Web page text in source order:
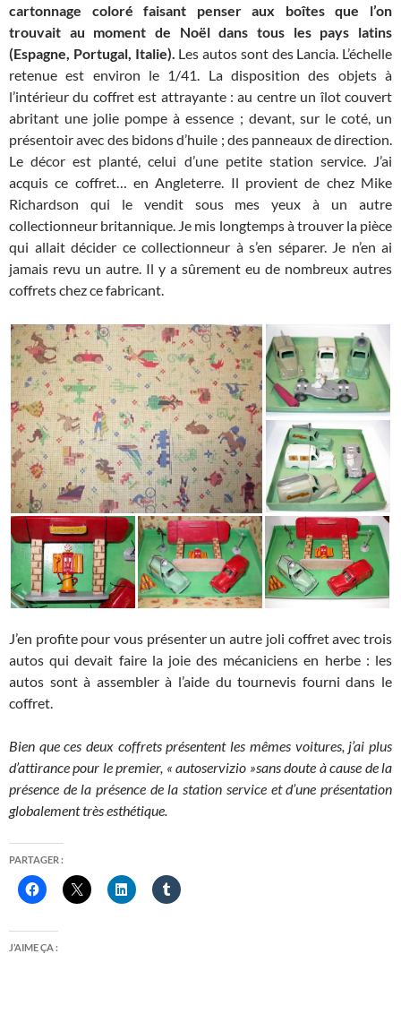
cartonnage coloré faisant penser aux boîtes que l’on
trouvait au moment de Noël dans tous les pays latins
(Espagne, Portugal, Italie). Les autos sont des Lancia. L’échelle
retenue est environ le 1/41. La disposition des objets à
l’intérieur du coffret est attrayante : au centre un îlot couvert
abritant une jolie pompe à essence ; devant, sur le coté, un
présentoir avec des bidons d’huile ; des panneaux de direction.
Le décor est planté, celui d’une petite station service. J’ai
acquis ce coffret… en Angleterre. Il provient de chez Mike
Richardson qui le vendit sous mes yeux à un autre
collectionneur britannique. Je mis longtemps à trouver la pièce
qui allait décider ce collectionneur à s’en séparer. Je n’en ai
jamais revu un autre. Il y a sûrement eu de nombreux autres
coffrets chez ce fabricant.
J’en profite pour vous présenter un autre joli coffret avec trois
autos qui devait faire la joie des mécaniciens en herbe : les
autos sont à assembler à l’aide du tournevis fourni dans le
coffret.
Bien que ces deux coffrets présentent les mêmes voitures, j’ai plus
d’attirance pour le premier, « autoservizio »sans doute à cause de la
présence de la présence de la station service et d’une présentation
globalement très esthétique.
PARTAGER :
J’AIME ÇA :